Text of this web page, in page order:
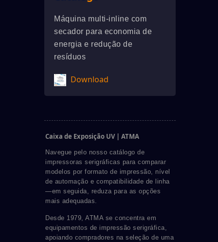
Máquina multi-inline com
secador para economia de
energia e redução de
resíduos
Download
Caixa de Exposição UV | ATMA
Navegue pelo nosso catálogo de
impressoras serigráficas para comparar
modelos por formato de impressão, nível
de automação e compatibilidade de linha
—em seguida, reduza para as opções
mais adequadas.
Desde 1979, ATMA se concentra em
equipamentos de impressão serigráfica,
apoiando compradores na seleção de uma